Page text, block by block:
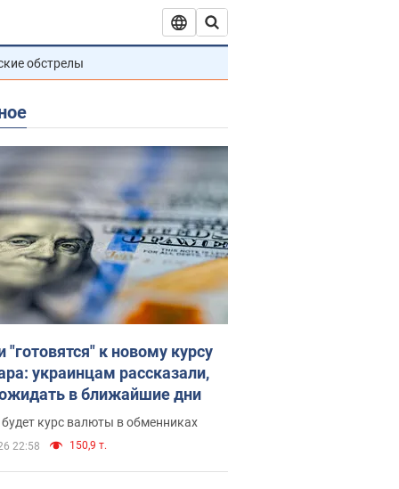
обстрелы
"готовятся" к новому курсу
украинцам рассказали,
в ближайшие дни
курс валюты в обменниках
22:58 150,9 т.